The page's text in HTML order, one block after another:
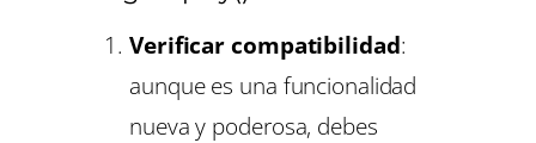
Verificar compatibilidad:
aunque es una funcionalidad
nueva y poderosa, debes